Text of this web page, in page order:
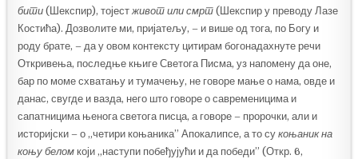
бити (Шекспир), тојестживот или смрт (Шекспир у преводу Лазе
Костића). Дозволите ми, пријатељу, – и више од тога, по Богу и
роду брате, – да у овом контексту цитирам богонадахнуте речи
Откривења, последње књиге Светога Писма, уз напомену да оне,
бар по моме схватању и тумачењу, не говоре мање о нама, овде и
данас, свугде и вазда, него што говоре о савременицима и
сапатницима њенога светога писца, а говоре – пророчки, али и
историјски – о „четири коњаника” Апокалипсе, а то сукоњаник на
коњу белом који „наступи побеђујући и да победи” (Откр. 6,